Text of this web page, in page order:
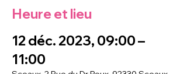
Heure et lieu
12 déc. 2023, 09:00 –
11:00